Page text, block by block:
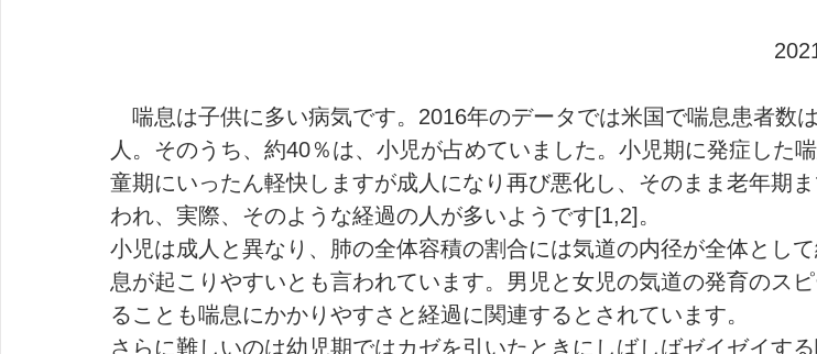
喘息は子供に多い病気です。2016年のデータでは米国で喘息患者数
人。そのうち、約40％は、小児が占めていました。小児期に発症した
童期にいったん軽快しますが成人になり再び悪化し、そのまま老年期
われ、実際、そのような経過の人が多いようです[1,2]。
小児は成人と異なり、肺の全体容積の割合には気道の内径が全体とし
息が起こりやすいとも言われています。男児と女児の気道の発育のス
ることも喘息にかかりやすさと経過に関連するとされています。
さらに難しいのは幼児期ではカゼを引いたときにしばしばゼイゼイす